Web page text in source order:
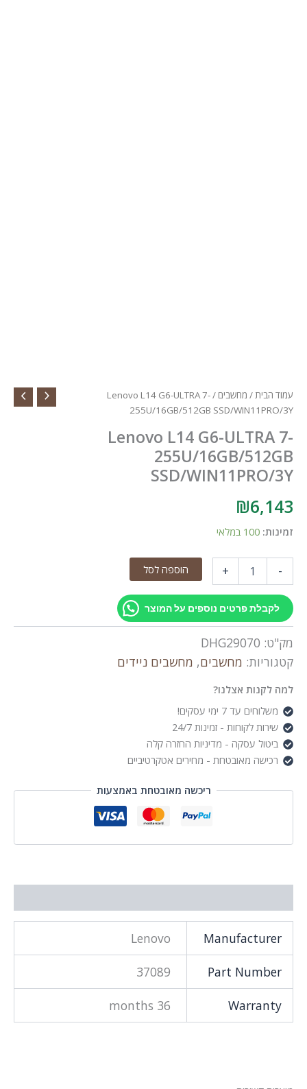
הבית/מחשבים
/ Lenovo L14 G6-ULTRA 7-
255U/16GB/512GB SSD/
Lenovo L14 G6-
255U/16GB/
SSD/
₪
100 במלאי
255U/16GB/
SSD/
+ הוספה לסל
פרטים נוספים על המוצר
DHG29070
מחשבים,מחשבים ניידים
אצלנו?
עד 7 ימי עסקים!
לקוחות - זמינות 24/7
עסקה - מדיניות החזרה קלה
מאובטחת - מחירים אטקרטיביים
ריכשה מאובטחת באמצעות
Lenovo
Part
37089